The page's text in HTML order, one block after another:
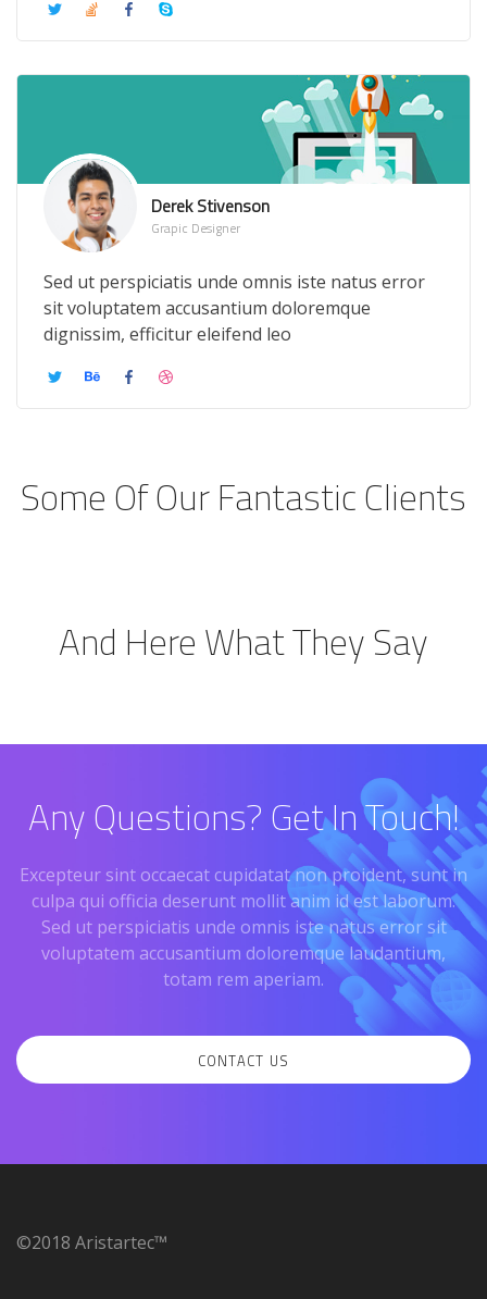
Derek Stivenson
Grapic Designer
Sed ut perspiciatis unde omnis iste natus error
sit voluptatem accusantium doloremque
dignissim, efficitur eleifend leo
Some Of Our Fantastic Clients
And Here What They Say
Any Questions? Get In Touch!
Excepteur sint occaecat cupidatat non proident, sunt in
culpa qui officia deserunt mollit anim id est laborum.
Sed ut perspiciatis unde omnis iste natus error sit
voluptatem accusantium doloremque laudantium,
totam rem aperiam.
CONTACT US
©2018 Aristartec™